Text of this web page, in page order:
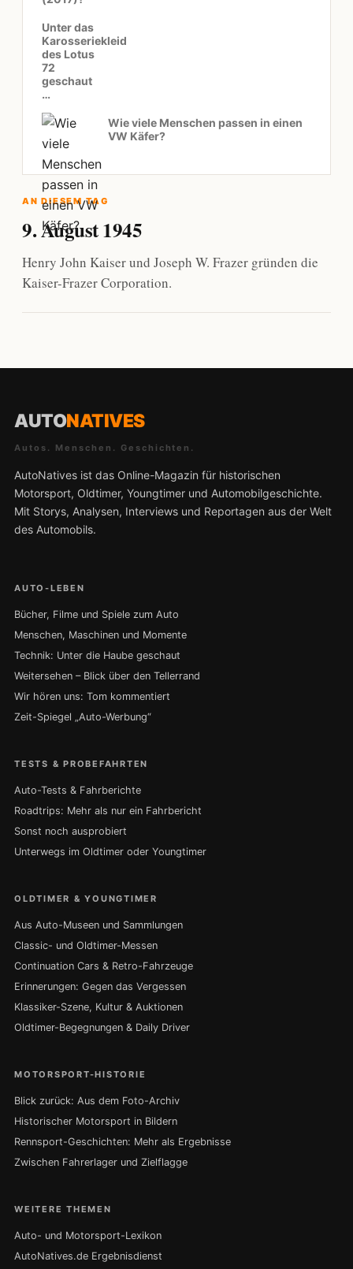
Unter das
Karosseriekleid
des Lotus
72
geschaut
…
Wie viele Menschen passen in einen
VW Käfer?
AN DIESEM TAG
9. August 1945
Henry John Kaiser und Joseph W. Frazer gründen die
Kaiser-Frazer Corporation.
AUTONATIVES
Autos. Menschen. Geschichten.
AutoNatives ist das Online-Magazin für historischen
Motorsport, Oldtimer, Youngtimer und Automobilgeschichte.
Mit Storys, Analysen, Interviews und Reportagen aus der Welt
des Automobils.
AUTO-LEBEN
Bücher, Filme und Spiele zum Auto
Menschen, Maschinen und Momente
Technik: Unter die Haube geschaut
Weitersehen – Blick über den Tellerrand
Wir hören uns: Tom kommentiert
Zeit-Spiegel „Auto-Werbung“
TESTS & PROBEFAHRTEN
Auto-Tests & Fahrberichte
Roadtrips: Mehr als nur ein Fahrbericht
Sonst noch ausprobiert
Unterwegs im Oldtimer oder Youngtimer
OLDTIMER & YOUNGTIMER
Aus Auto-Museen und Sammlungen
Classic- und Oldtimer-Messen
Continuation Cars & Retro-Fahrzeuge
Erinnerungen: Gegen das Vergessen
Klassiker-Szene, Kultur & Auktionen
Oldtimer-Begegnungen & Daily Driver
MOTORSPORT-HISTORIE
Blick zurück: Aus dem Foto-Archiv
Historischer Motorsport in Bildern
Rennsport-Geschichten: Mehr als Ergebnisse
Zwischen Fahrerlager und Zielflagge
WEITERE THEMEN
Auto- und Motorsport-Lexikon
AutoNatives.de Ergebnisdienst